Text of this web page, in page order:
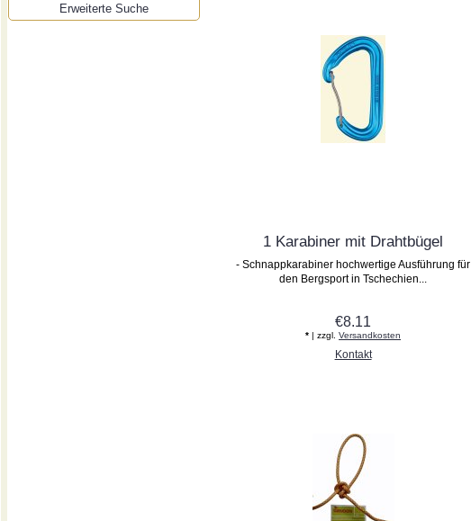
Erweiterte Suche
1 Karabiner mit Drahtbügel
- Schnappkarabiner hochwertige Ausführung für
den Bergsport in Tschechien...
€8.11
* | zzgl.Versandkosten
Kontakt